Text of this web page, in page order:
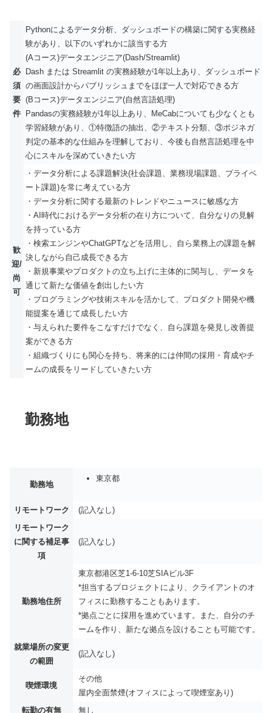
必
須
要
件
Pythonによるデータ分析、ダッシュボードの構築に関する実務経
験があり、以下のいずれかに該当する方
(Aコース)データエンジニア(Dash/Streamlit)
Dash または Streamlit の実務経験が1年以上あり、ダッシュボード
の画面設計からパブリッシュまでをほぼ一人で対応できる方
(Bコース)データエンジニア(自然言語処理)
Pandasの実務経験が1年以上あり、MeCabについても少なくとも
学習経験があり、①特徴語の抽出、②テキスト分類、③ポジネガ
判定の基本的な仕組みを理解しており、今後も自然言語処理を中
心にスキルを深めていきたい方
歓
迎/
尚
可
・データ分析による課題解決(社会課題、業務現場課題、プライベ
ート課題)を常に考えている方
・データ分析に関する最新のトレンドやニュースに敏感な方
・AI時代におけるデータ分析の在り方について、自分なりの見解
を持っている方
・検索エンジンやChatGPTなどを活用し、自ら業務上の課題を解
決しながら自己成長できる方
・新規事業やプロダクトの立ち上げに主体的に関与し、データを
通じて新たな価値を創出したい方
・プログラミングや技術スキルを活かして、プロダクト開発や機
能提案を通じて成長したい方
・与えられた要件をこなすだけでなく、自ら課題を発見し改善提
案ができる方
・組織づくりにも関心を持ち、将来的には仲間の採用・育成やチ
ームの成長をリードしていきたい方
勤務地
勤務地
東京都
リモートワーク
(記入なし)
リモートワーク
に関する補足事
項
(記入なし)
勤務地住所
東京都港区芝1-6-10芝SIAビル3F
*担当するプロジェクトにより、クライアントのオ
フィスに勤務することもあります。
*拠点ごとに採用を進めています。また、自分のチ
ームを作り、新たな拠点を設けることも可能です。
就業場所の変更
の範囲
(記入なし)
喫煙環境
その他
屋内全面禁煙(オフィスによって喫煙室あり)
転勤の有無
無し